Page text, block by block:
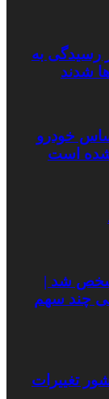
رسیدگی به
شدند
خودرو
است
شد |
چند سهم
تغییرات